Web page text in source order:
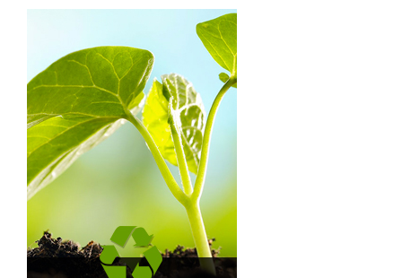
SEGNALA UN RIFIUTO ABBANDONATO
MODULISTICA
FARMACIA
FOTOVOLTAICO
CENTRO IPPICO
TRAVAGLIATOCAVALLI
TRAVAGLIATOCAVALLI
NEL MOTORE
GALLERY
SOCIETÀ
TRASPARENTE